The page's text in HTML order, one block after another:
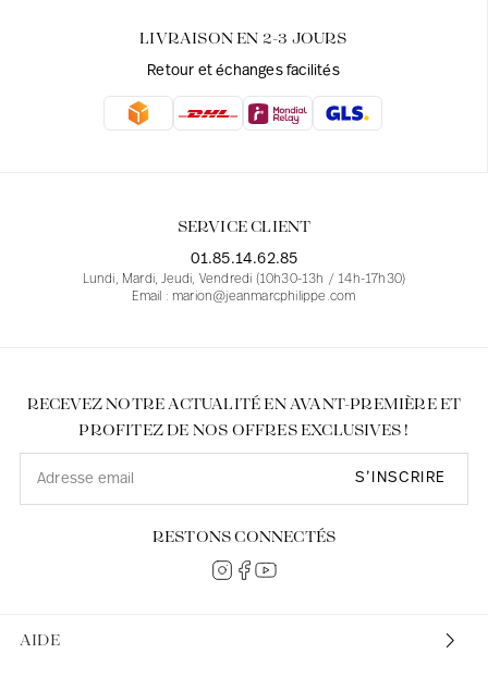
LIVRAISON EN 2-3 JOURS
Retour et échanges facilités
SERVICE CLIENT
01.85.14.62.85
Lundi, Mardi, Jeudi, Vendredi (10h30-13h / 14h-17h30)
Email : marion@jeanmarcphilippe.com
AIDE
RECEVEZ NOTRE ACTUALITÉ EN AVANT-PREMIÈRE ET
PROFITEZ DE NOS OFFRES EXCLUSIVES !
S’INSCRIRE
RESTONS CONNECTÉS